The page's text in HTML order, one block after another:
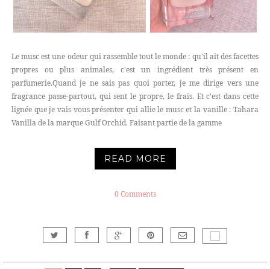
Le musc est une odeur qui rassemble tout le monde : qu'il ait des facettes
propres ou plus animales, c'est un ingrédient très présent en
parfumerie.Quand je ne sais pas quoi porter, je me dirige vers une
fragrance passe-partout, qui sent le propre, le frais. Et c'est dans cette
lignée que je vais vous présenter qui allie le musc et la vanille : Tahara
Vanilla de la marque Gulf Orchid. Faisant partie de la gamme
READ MORE
0 Comments